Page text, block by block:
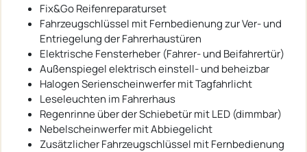
Fix&Go Reifenreparaturset
Fahrzeugschlüssel mit Fernbedienung zur Ver- und
Entriegelung der Fahrerhaustüren
Elektrische Fensterheber (Fahrer- und Beifahrertür)
Außenspiegel elektrisch einstell- und beheizbar
Halogen Serienscheinwerfer mit Tagfahrlicht
Leseleuchten im Fahrerhaus
Regenrinne über der Schiebetür mit LED (dimmbar)
Nebelscheinwerfer mit Abbiegelicht
Zusätzlicher Fahrzeugschlüssel mit Fernbedienung